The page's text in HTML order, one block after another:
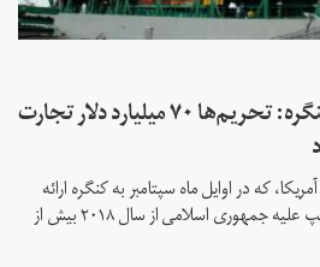
گزارش دولت آمریکا به کنگره: تحریم‌ها ۷۰ میلیارد دلار تجارت
که در اوایل ماه سپتامبر به کنگره ارائه
شد، تحریم‌های دولت دونالد ترامپ علیه جمهوری اسلامی از سال ۲۰۱۸ بیش از